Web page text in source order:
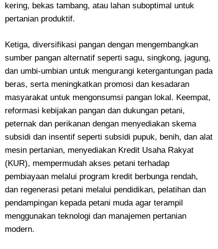
kering, bekas tambang, atau lahan suboptimal untuk
pertanian produktif.
Ketiga, diversifikasi pangan dengan mengembangkan
sumber pangan alternatif seperti sagu, singkong, jagung,
dan umbi-umbian untuk mengurangi ketergantungan pada
beras, serta meningkatkan promosi dan kesadaran
masyarakat untuk mengonsumsi pangan lokal. Keempat,
reformasi kebijakan pangan dan dukungan petani,
peternak dan perikanan dengan menyediakan skema
subsidi dan insentif seperti subsidi pupuk, benih, dan alat
mesin pertanian, menyediakan Kredit Usaha Rakyat
(KUR), mempermudah akses petani terhadap
pembiayaan melalui program kredit berbunga rendah,
dan regenerasi petani melalui pendidikan, pelatihan dan
pendampingan kepada petani muda agar terampil
menggunakan teknologi dan manajemen pertanian
modern.